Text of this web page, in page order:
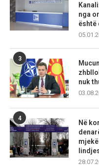
nga
është
3
nuk
4
Në